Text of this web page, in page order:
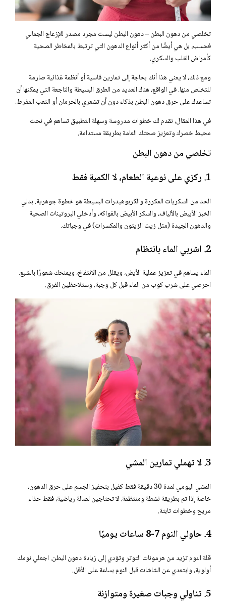
تخلصي من دهون البطن – دهون البطن ليست مجرد مصدر للإزعاج الجمالي
فحسب، بل هي أيضًا من أكثر أنواع الدهون التي ترتبط بالمخاطر الصحية
كأمراض القلب والسكري.
ومع ذلك، لا يعني هذا أنك بحاجة إلى تمارين قاسية أو أنظمة غذائية صارمة
للتخلص منها. في الواقع، هناك العديد من الطرق البسيطة والناجعة التي يمكنها أن
تساعدك على حرق دهون البطن بذكاء دون أن تشعري بالحرمان أو التعب المفرط.
في هذا المقال، نقدم لك خطوات مدروسة وسهلة التطبيق تساهم في نحت
محيط خصرك وتعزيز صحتك العامة بطريقة مستدامة.
تخلصي من دهون البطن
1. ركزي على نوعية الطعام، لا الكمية فقط
الحد من السكريات المكررة والكربوهيدرات البسيطة هو خطوة جوهرية. بدلي
الخبز الأبيض بالألياف، والسكر الأبيض بالفواكه، وأدخلي البروتينات الصحية
والدهون الجيدة (مثل زيت الزيتون والمكسرات) في وجباتك.
2. اشربي الماء بانتظام
الماء يساهم في تعزيز عملية الأيض، ويقلل من الانتفاخ، ويمنحك شعورًا بالشبع.
احرصي على شرب كوب من الماء قبل كل وجبة، وستلاحظين الفرق.
3. لا تهملي تمارين المشي
المشي اليومي لمدة 30 دقيقة فقط كفيل بتحفيز الجسم على حرق الدهون،
خاصة إذا تم بطريقة نشطة ومنتظمة. لا تحتاجين لصالة رياضية، فقط حذاء
مريح وخطوات ثابتة.
4. حاولي النوم 7-8 ساعات يوميًا
قلة النوم تزيد من هرمونات التوتر وتؤدي إلى زيادة دهون البطن. اجعلي نومك
أولوية، وابتعدي عن الشاشات قبل النوم بساعة على الأقل.
5. تناولي وجبات صغيرة ومتوازنة